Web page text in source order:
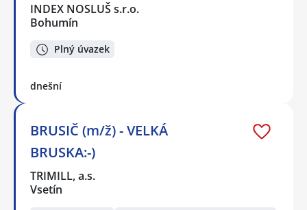
INDEX NOSLUŠ s.r.o.
Bohumín
Plný úvazek
dnešní
BRUSIČ (m/ž) - VELKÁ
BRUSKA:-)
TRIMILL, a.s.
Vsetín